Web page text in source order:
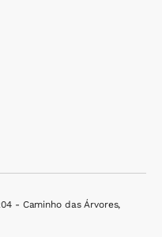
- Caminho das Árvores,